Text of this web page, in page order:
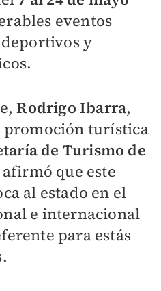
eventos
y
Rodrigo Ibarra,
promoción turística
de Turismo de
que este
al estado en el
e internacional
para estás